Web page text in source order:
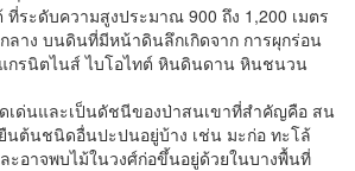
ที่ระดับความสูงประมาณ 900 ถึง 1,200 เมตร
ลาง บนดินที่มีหน้าดินลึกเกิดจาก การผุกร่อน
กรนิตไนส์ ไบโอไทต์ หินดินดาน หินชนวน
นและเป็นดัชนีของป่าสนเขาที่สำคัญคือ สน
นต้นชนิดอื่นปะปนอยู่บ้าง เช่น มะก่อ ทะโล้
ะอาจพบไม้ในวงศ์ก่อขึ้นอยู่ด้วยในบางพื้นที่